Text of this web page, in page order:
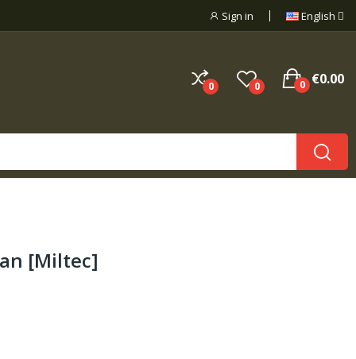
Sign in English
0 0 €0.00
0
[Miltec]